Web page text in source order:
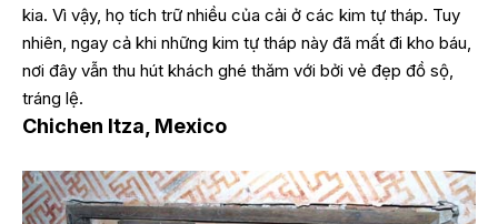
kia. Vì vậy, họ tích trữ nhiều của cải ở các kim tự tháp. Tuy
nhiên, ngay cả khi những kim tự tháp này đã mất đi kho báu,
nơi đây vẫn thu hút khách ghé thăm với bởi vẻ đẹp đồ sộ,
tráng lệ.
Chichen Itza, Mexico